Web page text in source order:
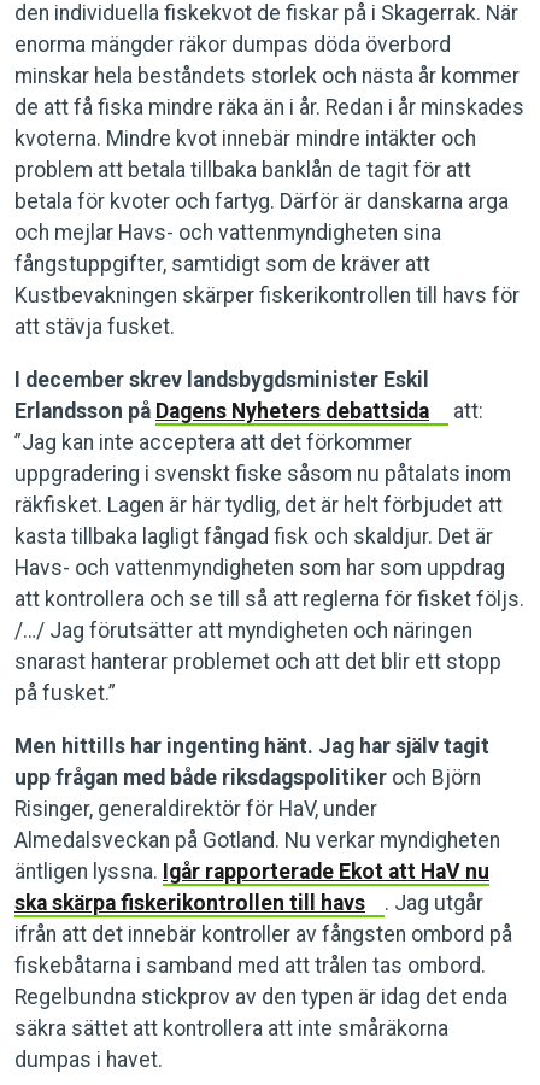
den individuella fiskekvot de fiskar på i Skagerrak. När
enorma mängder räkor dumpas döda överbord
minskar hela beståndets storlek och nästa år kommer
de att få fiska mindre räka än i år. Redan i år minskades
kvoterna. Mindre kvot innebär mindre intäkter och
problem att betala tillbaka banklån de tagit för att
betala för kvoter och fartyg. Därför är danskarna arga
och mejlar Havs- och vattenmyndigheten sina
fångstuppgifter, samtidigt som de kräver att
Kustbevakningen skärper fiskerikontrollen till havs för
att stävja fusket.
I december skrev landsbygdsminister Eskil
Erlandsson på Dagens Nyheters debattsida
att:
”Jag kan inte acceptera att det förkommer
uppgradering i svenskt fiske såsom nu påtalats inom
räkfisket. Lagen är här tydlig, det är helt förbjudet att
kasta tillbaka lagligt fångad fisk och skaldjur. Det är
Havs- och vattenmyndigheten som har som uppdrag
att kontrollera och se till så att reglerna för fisket följs.
/…/ Jag förutsätter att myndigheten och näringen
snarast hanterar problemet och att det blir ett stopp
på fusket.”
Men hittills har ingenting hänt. Jag har själv tagit
upp frågan med både riksdagspolitiker och Björn
Risinger, generaldirektör för HaV, under
Almedalsveckan på Gotland. Nu verkar myndigheten
äntligen lyssna. Igår rapporterade Ekot att HaV nu
ska skärpa fiskerikontrollen till havs
. Jag utgår
ifrån att det innebär kontroller av fångsten ombord på
fiskebåtarna i samband med att trålen tas ombord.
Regelbundna stickprov av den typen är idag det enda
säkra sättet att kontrollera att inte småräkorna
dumpas i havet.